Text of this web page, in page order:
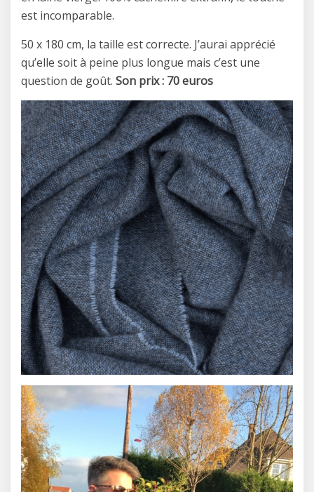
est incomparable.
50 x 180 cm, la taille est correcte. J’aurai apprécié
qu’elle soit à peine plus longue mais c’est une
question de goût. Son prix : 70 euros